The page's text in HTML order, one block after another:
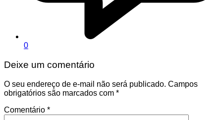
0
Deixe um comentário
O seu endereço de e-mail não será publicado. Campos
obrigatórios são marcados com *
Comentário *